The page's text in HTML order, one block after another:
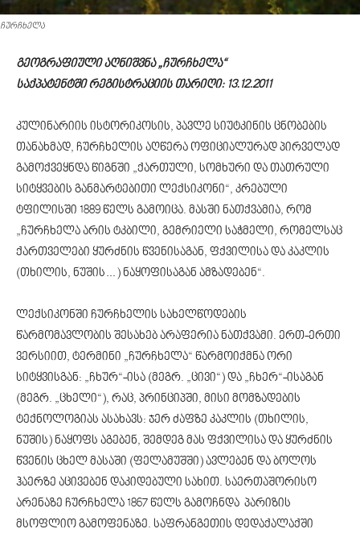
ჩურჩხელა
გეოგრაფიული აღნიშვნა „ჩურჩხელა“
საქპატენტში რეგისტრაციის თარიღი: 13.12.2011
კულინარიის ისტორიკოსის, პავლე სიუტკინის ცნობების
თანახმად, ჩურჩხელის აღწერა ოფიციალურად პირველად
გამოქვეყნდა წიგნში „ქართული, სომხური და თათრული
სიტყვების განმარტებითი ლექსიკონი“, კრებული
ტფილისში 1889 წელს გამოიცა. მასში ნათქვამია, რომ
„ჩურჩხელა არის ტკბილი, გემრიელი საჭმელი, რომელსაც
ქართველები ყურძნის წვენისაგან, ფქვილისა და კაკლის
(თხილის, ნუშის…) ნაყოფისაგან ამზადებენ“.
ლექსიკონში ჩურჩხელის სახელწოდების
წარმომავლობის შესახებ არაფერია ნათქვამი. ერთ-ერთი
ვერსიით, ტერმინი „ჩურჩხელა“ წარმოიქმნა ორი
სიტყვისგან: „ჩხურ“-ისა (მეგრ. „ცივი“) და „ჩხერ“-ისაგან
(მეგრ. „ცხელი“), რაც, პრინციპში, მისი მომზადების
ტექნოლოგიას ასახავს: ჯერ ძაფზე კაკლის (თხილის,
ნუშის) ნაყოფს აგებენ, შემდეგ მას ფქვილისა და ყურძნის
წვენის ცხელ მასაში (ფელამუშში) ავლებენ და ბოლოს
ჰაერზე აცივებენ დაკიდებული სახით. საერთაშორისო
არენაზე ჩურჩხელა 1867 წელს გამოჩნდა პარიზის
მსოფლიო გამოფენაზე. საფრანგეთის დედაქალაქში